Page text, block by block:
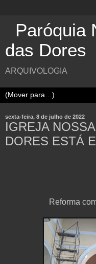
Paróquia
das Dores
ARQUIVOLOGIA
sexta-feira, 8 de julho de 2022
IGREJA
DORES ESTÁ
Reforma